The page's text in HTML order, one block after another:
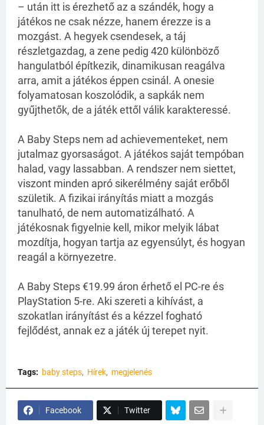
– után itt is érezhető az a szándék, hogy a
játékos ne csak nézze, hanem érezze is a
mozgást. A hegyek csendesek, a táj
részletgazdag, a zene pedig 420 különböző
hangulatból építkezik, dinamikusan reagálva
arra, amit a játékos éppen csinál. A onesie
folyamatosan koszolódik, a sapkák nem
gyűjthetők, de a játék ettől válik karakteressé.
A Baby Steps nem ad achievementeket, nem
jutalmaz gyorsaságot. A játékos saját tempóban
halad, vagy lassabban. A rendszer nem siettet,
viszont minden apró sikerélmény saját erőből
születik. A fizikai irányítás miatt a mozgás
tanulható, de nem automatizálható. A
játékosnak figyelnie kell, mikor melyik lábat
mozdítja, hogyan tartja az egyensúlyt, és hogyan
reagál a környezetre.
A Baby Steps €19.99 áron érhető el PC-re és
PlayStation 5-re. Aki szereti a kihívást, a
szokatlan irányítást és a kézzel fogható
fejlődést, annak ez a játék új terepet nyit.
Tags: baby steps Hírek megjelenés
Facebook Twitter